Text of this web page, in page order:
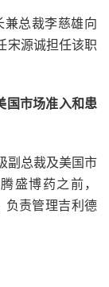
总裁李慈雄向
宋源诚担任该职
国市场准入和患
副总裁及美国市
盛博药之前，
负责管理吉利德